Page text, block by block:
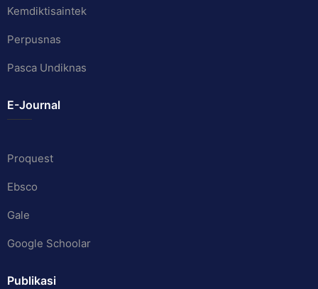
Kemdiktisaintek
Perpusnas
Pasca Undiknas
E-Journal
Proquest
Ebsco
Gale
Google Schoolar
Publikasi